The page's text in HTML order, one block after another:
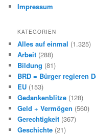
Impressum
KATEGORIEN
Alles auf einmal (1.325)
Arbeit (288)
Bildung (81)
BRD = Bürger regieren
EU (153)
Gedankenblitze (128)
Geld + Vermögen (560)
Gerechtigkeit (367)
Geschichte (21)